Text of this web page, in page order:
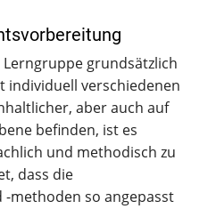
grundsätzlich
individuell verschiedenen
aber auch auf
befinden, ist es
und methodisch zu
dass die
methoden so angepasst